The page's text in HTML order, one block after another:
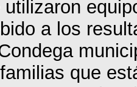
a los
que